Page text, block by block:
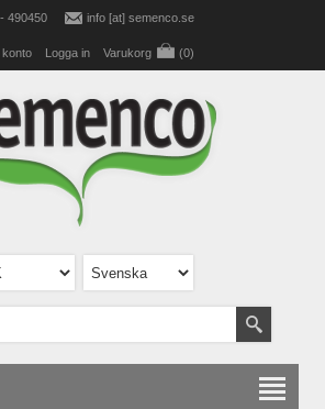
490450 info [at] semenco.se
Logga in Varukorg (0)